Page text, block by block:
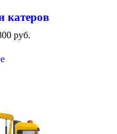
катеров
руб.